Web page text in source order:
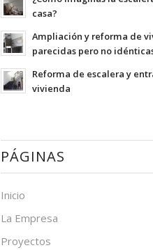
casa?
Ampliación y reforma de
parecidas pero no
Reforma de escalera y
vivienda
PÁGINAS
Inicio
La Empresa
Proyectos